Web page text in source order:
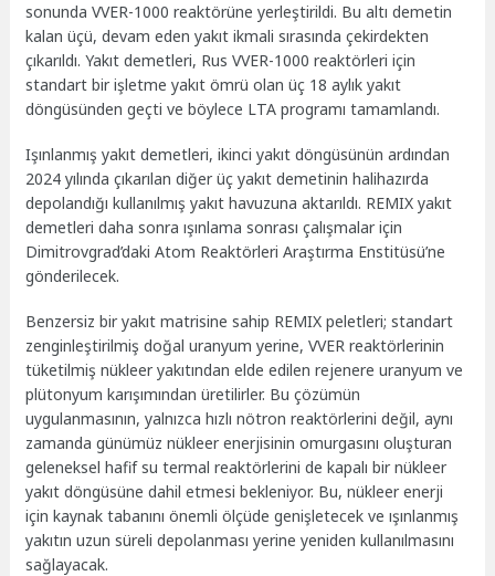
sonunda VVER-1000 reaktörüne yerleştirildi. Bu altı demetin
kalan üçü, devam eden yakıt ikmali sırasında çekirdekten
çıkarıldı. Yakıt demetleri, Rus VVER-1000 reaktörleri için
standart bir işletme yakıt ömrü olan üç 18 aylık yakıt
döngüsünden geçti ve böylece LTA programı tamamlandı.
Işınlanmış yakıt demetleri, ikinci yakıt döngüsünün ardından
2024 yılında çıkarılan diğer üç yakıt demetinin halihazırda
depolandığı kullanılmış yakıt havuzuna aktarıldı. REMIX yakıt
demetleri daha sonra ışınlama sonrası çalışmalar için
Dimitrovgrad’daki Atom Reaktörleri Araştırma Enstitüsü’ne
gönderilecek.
Benzersiz bir yakıt matrisine sahip REMIX peletleri; standart
zenginleştirilmiş doğal uranyum yerine, VVER reaktörlerinin
tüketilmiş nükleer yakıtından elde edilen rejenere uranyum ve
plütonyum karışımından üretilirler. Bu çözümün
uygulanmasının, yalnızca hızlı nötron reaktörlerini değil, aynı
zamanda günümüz nükleer enerjisinin omurgasını oluşturan
geleneksel hafif su termal reaktörlerini de kapalı bir nükleer
yakıt döngüsüne dahil etmesi bekleniyor. Bu, nükleer enerji
için kaynak tabanını önemli ölçüde genişletecek ve ışınlanmış
yakıtın uzun süreli depolanması yerine yeniden kullanılmasını
sağlayacak.